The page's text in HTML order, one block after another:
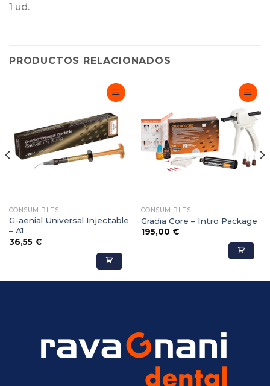
1 ud.
PRODUCTOS RELACIONADOS
Adicionar
Favoritos
CONSUMIBLES
G-aenial Universal Injectable
– A1
36,55 €
Adicionar
Favoritos
CONSUMIBLES
Gradia Core – Intro Package
195,00 €